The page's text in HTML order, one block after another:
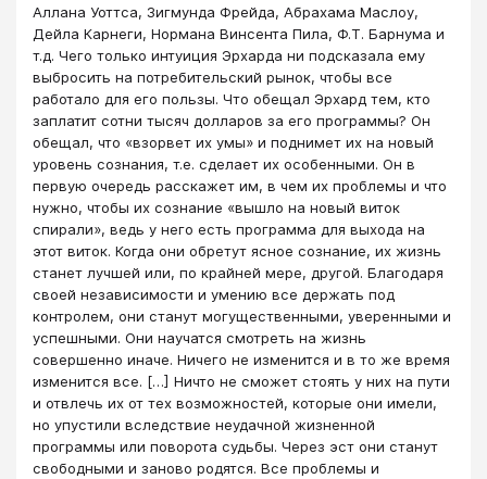
Аллана Уоттса, Зигмунда Фрейда, Абрахама Маслоу,
Дейла Карнеги, Нормана Винсента Пила, Ф.Т. Барнума и
т.д. Чего только интуиция Эрхарда ни подсказала ему
выбросить на потребительский рынок, чтобы все
работало для его пользы. Что обещал Эрхард тем, кто
заплатит сотни тысяч долларов за его программы? Он
обещал, что «взорвет их умы» и поднимет их на новый
уровень сознания, т.е. сделает их особенными. Он в
первую очередь расскажет им, в чем их проблемы и что
нужно, чтобы их сознание «вышло на новый виток
спирали», ведь у него есть программа для выхода на
этот виток. Когда они обретут ясное сознание, их жизнь
станет лучшей или, по крайней мере, другой. Благодаря
своей независимости и умению все держать под
контролем, они станут могущественными, уверенными и
успешными. Они научатся смотреть на жизнь
совершенно иначе. Ничего не изменится и в то же время
изменится все. […] Ничто не сможет стоять у них на пути
и отвлечь их от тех возможностей, которые они имели,
но упустили вследствие неудачной жизненной
программы или поворота судьбы. Через эст они станут
свободными и заново родятся. Все проблемы и